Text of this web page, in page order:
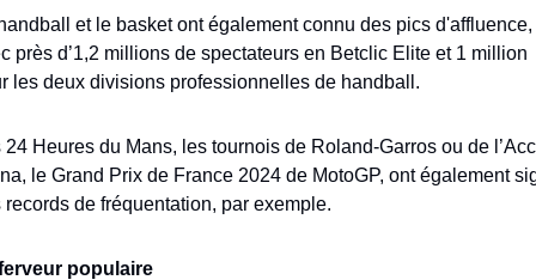
et le basket ont également connu des pics d'affluence,
près d’1,2 millions de spectateurs en Betclic Elite et 1 million
les deux divisions professionnelles de handball.
24 Heures du Mans, les tournois de Roland-Garros ou de
le Grand Prix de France 2024 de MotoGP, ont également
records de fréquentation, par exemple.
populaire